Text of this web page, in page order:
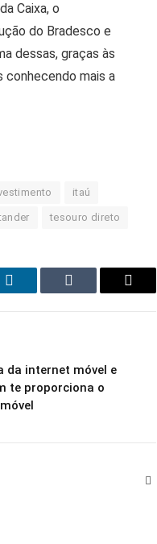
Caixa, o
do Bradesco e
dessas, graças às
conhecendo mais a
itaú
tesouro direto
LinkedIn Tumblr Email
da internet móvel e
te proporciona o